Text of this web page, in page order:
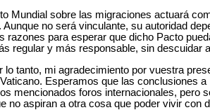
Mundial sobre las migraciones actuará
Aunque no será vinculante, su autoridad
razones para esperar que dicho Pacto
regular y más responsable, sin descuidar
lo tanto, mi agradecimiento por vuestra
Esperamos que las conclusiones
mencionados foros internacionales, pero
no aspiran a otra cosa que poder vivir con